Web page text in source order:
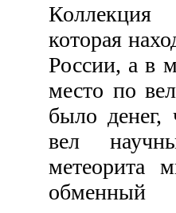
Коллекция
которая
России, а в
место по
было
вел
метеорита